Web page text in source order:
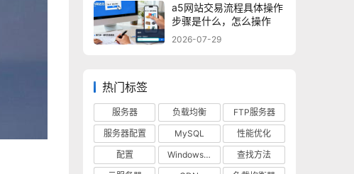
a5网站交易流程具体操作
步骤是什么，怎么操作
2026-07-29
热门标签
服务器 负载均衡
FTP服务器
服务器配置
MySQL
性能优化
配置
Windows 10
查找方法